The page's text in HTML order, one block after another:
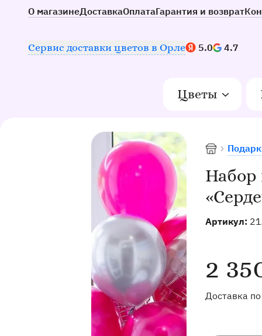
О магазинеДоставкаОплатаГарантия и возврат
Сервис доставки цветов в ОрлеНаш рейтинг:
5.0 4.7
Цветы
Набор
Артикул:
2
Доставка
Доставка